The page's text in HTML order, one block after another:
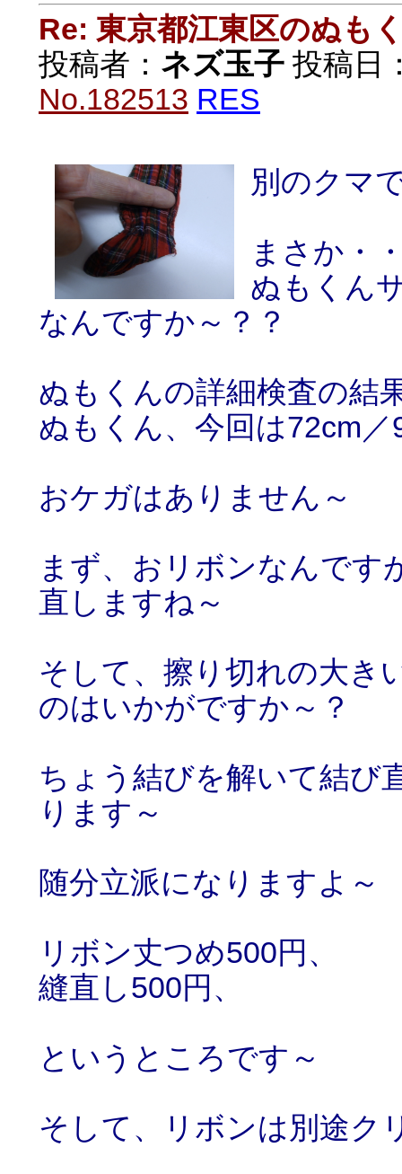
Re: 東京都江東区のぬも
投稿者： ネズ玉子 投稿日
No.182513 RES
別のクマ
まさか・
ぬもくん
なんですか～？？
ぬもくんの詳細検査の結
ぬもくん、今回は72cm
おケガはありません～
まず、おリボンなんです
直しますね～
そして、擦り切れの大き
のはいかがですか～？
ちょう結びを解いて結び
ります～
随分立派になりますよ～
リボン丈つめ500円、
縫直し500円、
というところです～
そして、リボンは別途ク